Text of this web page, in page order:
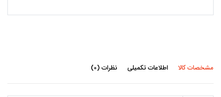
مشخصات کالا اطلاعات تکمیلی نظرات (0)